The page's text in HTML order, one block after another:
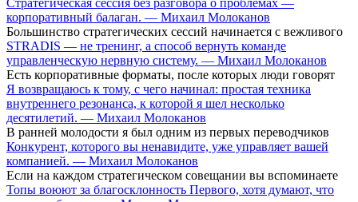
корпоративный балаган. — Михаил Молоканов
Большинство стратегических сессий начинается с вежливого
STRADIS — не тренинг, а способ вернуть команде
управленческую нервную систему. — Михаил Молоканов
Есть корпоративные форматы, после которых люди говорят
Я возвращаюсь к тому, с чего начинал: простая техника
внутреннего резонанса, к которой я шел несколько
десятилетий. — Михаил Молоканов
В ранней молодости я был одним из первых переводчиков
Конкурент, которого вы ненавидите, уже управляет вашей
компанией. — Михаил Молоканов
Если на каждом стратегическом совещании вы вспоминаете
Топы воюют за благосклонность Первого, хотя думают, что